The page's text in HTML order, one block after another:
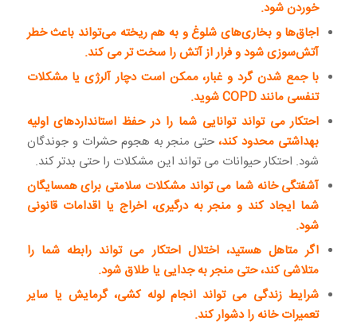
خوردن شود.
اجاق‌ها و بخاری‌های شلوغ و به هم ریخته می‌تواند باعث خطر
آتش‌سوزی شود و فرار از آتش را سخت تر می کند.
با جمع شدن گرد و غبار، ممکن است دچار آلرژی یا مشکلات
تنفسی مانند COPD شوید.
احتکار می تواند توانایی شما را در حفظ استانداردهای اولیه
بهداشتی محدود کند،حتی منجر به هجوم حشرات و جوندگان
شود. احتکار حیوانات می تواند این مشکلات را حتی بدتر کند.
آشفتگی خانه شما می تواند مشکلات سلامتی برای همسایگان
شما ایجاد کند و منجر به درگیری، اخراج یا اقدامات قانونی
شود.
اگر متاهل هستید، اختلال احتکار می تواند رابطه شما را
متلاشی کند، حتی منجر به جدایی یا طلاق شود.
شرایط زندگی می تواند انجام لوله کشی، گرمایش یا سایر
تعمیرات خانه را دشوار کند.